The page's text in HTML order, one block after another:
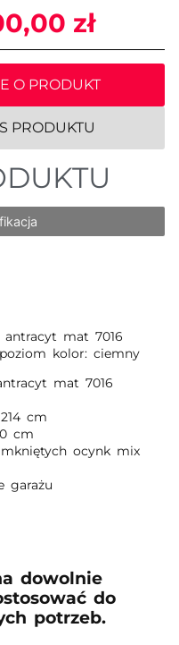
zł
O PRODUKT
PRODUKTU
mat 7016
kolor: ciemny
mat 7016
cm
cm
ocynk mix
garażu
dowolnie
do
potrzeb.